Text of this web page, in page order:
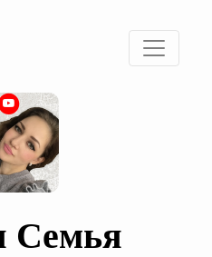
Семья